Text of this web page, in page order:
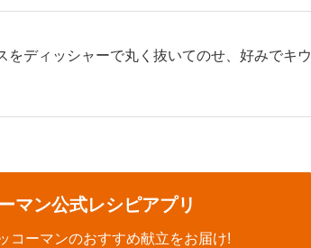
ディッシャーで丸く抜いてのせ、好みでキウ
マン公式レシピアプリ
コーマンのおすすめ献立をお届け!